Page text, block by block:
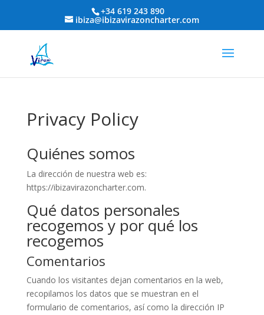
+34 619 243 890
ibiza@ibizavirazoncharter.com
Privacy Policy
Quiénes somos
La dirección de nuestra web es:
https://ibizavirazoncharter.com.
Qué datos personales
recogemos y por qué los
recogemos
Comentarios
Cuando los visitantes dejan comentarios en la web,
recopilamos los datos que se muestran en el
formulario de comentarios, así como la dirección IP